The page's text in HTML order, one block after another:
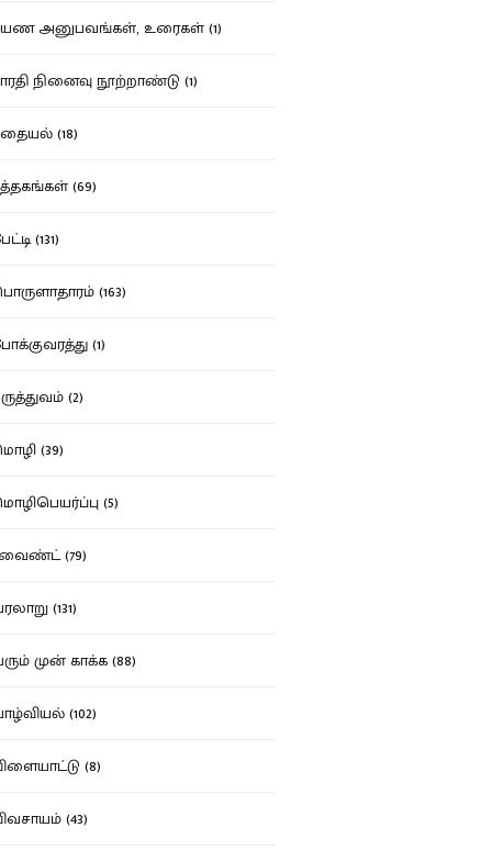
அனுபவங்கள், உரைகள் (1)
நினைவு நூற்றாண்டு (1)
(18)
(69)
(131)
(163)
(1)
(2)
(39)
(5)
(79)
(131)
முன் காக்க (88)
(102)
(8)
(43)